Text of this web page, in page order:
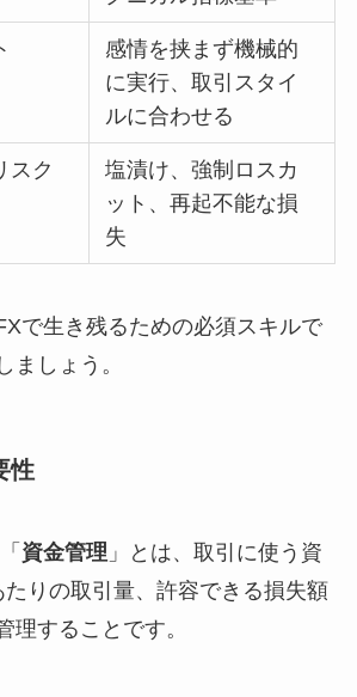
感情を挟まず機械的
に実行、取引スタイ
ルに合わせる
スク
塩漬け、強制ロスカ
ット、再起不能な損
失
で生き残るための必須スキルで
ましょう。
性
資金管理 」とは、取引に使う資
りの取引量、許容できる損失額
理することです。